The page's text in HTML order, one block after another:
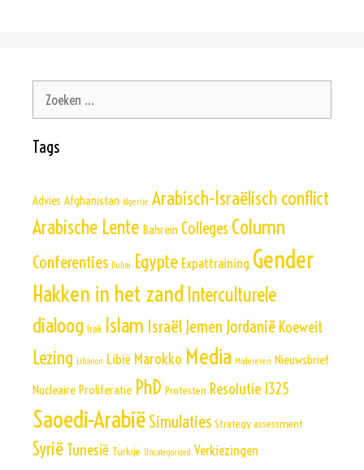
naar:
Tags
Advies Afghanistan Algerije Arabisch-Israëlisch conflict
Arabische Lente Bahrein Colleges Column
Conferenties Dubai Egypte Expattraining Gender
Hakken in het zand Interculturele
dialoog Irak Islam Israël Jemen Jordanië Koeweit
Lezing Libanon Libië Marokko Media Modereren Nieuwsbrief
Nucleaire Proliferatie PhD Protesten Resolutie 1325
Saoedi-ArabiëSimulaties Strategy assessment
Syrië Tunesië Turkije Uncategorized Verkiezingen